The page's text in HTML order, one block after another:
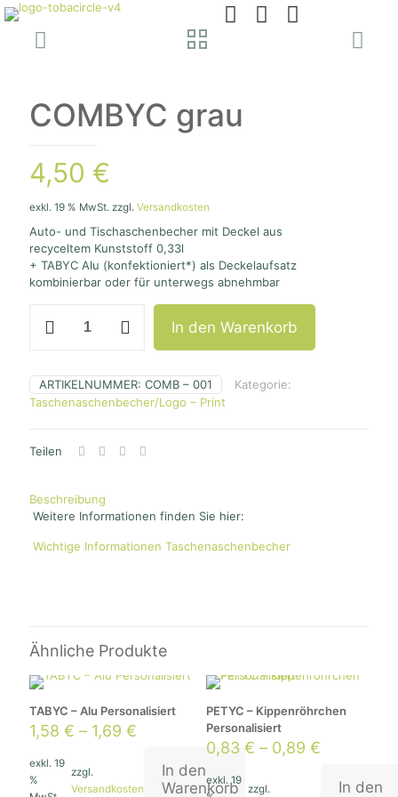
COMBYC grau
4,50 €
exkl. 19 % MwSt. zzgl. Versandkosten
Auto- und Tischaschenbecher mit Deckel aus
recyceltem Kunststoff 0,33l
+ TABYC Alu (konfektioniert*) als Deckelaufsatz
kombinierbar oder für unterwegs abnehmbar
In den Warenkorb
ARTIKELNUMMER: COMB – 001
Kategorie:
Taschenaschenbecher/Logo – Print
Teilen
Beschreibung
Weitere Informationen finden Sie hier:
Wichtige Informationen Taschenaschenbecher
Ähnliche Produkte
TABYC – Alu Personalisiert
1,58 € – 1,69 €
exkl. 19
%
zzgl.
Versandkosten
In den
Warenkorb
PETYC – Kippenröhrchen
Personalisiert
0,83 € – 0,89 €
exkl. 19
zzgl.
In den
Technisch-
Cookies
sind nicht
optional. Sie
benötigt,
Statistik
Cookies
Funktionsweise
und Struktur
der Website auf
Nutzung
verbessern.